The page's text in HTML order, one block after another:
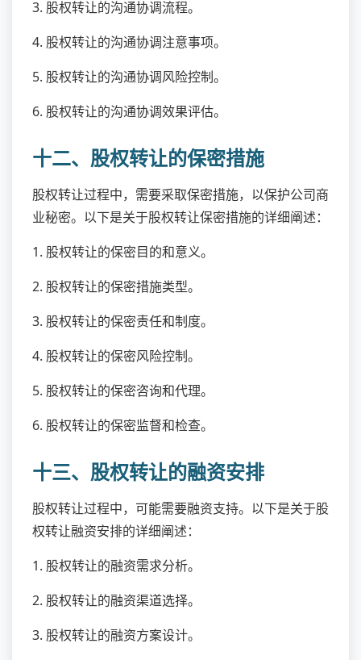
3. 股权转让的沟通协调流程。
4. 股权转让的沟通协调注意事项。
5. 股权转让的沟通协调风险控制。
6. 股权转让的沟通协调效果评估。
十二、股权转让的保密措施
股权转让过程中，需要采取保密措施，以保护公司商
业秘密。以下是关于股权转让保密措施的详细阐述：
1. 股权转让的保密目的和意义。
2. 股权转让的保密措施类型。
3. 股权转让的保密责任和制度。
4. 股权转让的保密风险控制。
5. 股权转让的保密咨询和代理。
6. 股权转让的保密监督和检查。
十三、股权转让的融资安排
股权转让过程中，可能需要融资支持。以下是关于股
权转让融资安排的详细阐述：
1. 股权转让的融资需求分析。
2. 股权转让的融资渠道选择。
3. 股权转让的融资方案设计。